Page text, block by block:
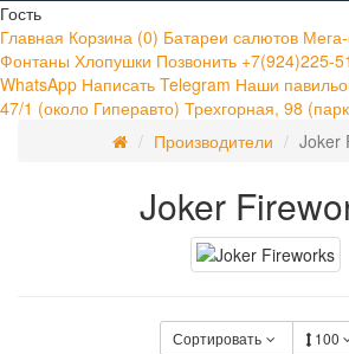
Гость
Главная Корзина (0) Батареи салютов
Фонтаны Хлопушки Позвонить +7(924)225-
WhatsApp Написать Telegram Наши
47/1 (около Гиперавто) Трехгорная, 98
Производители
Joker
Joker
Сортировать 100